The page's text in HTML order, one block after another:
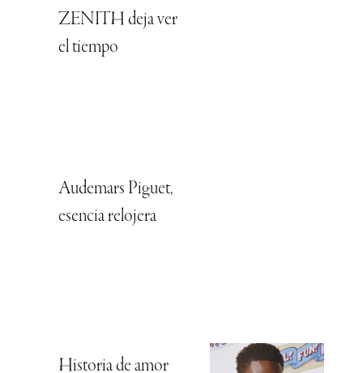
ZENITH deja ver
el tiempo
Audemars Piguet,
esencia relojera
Historia de amor